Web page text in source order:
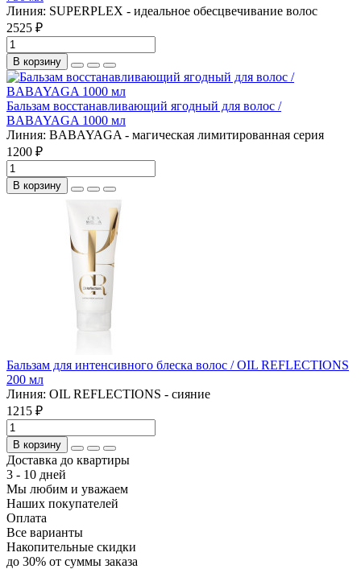
Линия: SUPERPLEX - идеальное обесцвечивание волос
2525 ₽
В корзину
Бальзам восстанавливающий ягодный для волос /
BABAYAGA 1000 мл
Линия: BABAYAGA - магическая лимитированная серия
1200 ₽
В корзину
Бальзам для интенсивного блеска волос / OIL REFLECTIONS
200 мл
Линия: OIL REFLECTIONS - сияние
1215 ₽
В корзину
Доставка до квартиры
3 - 10 дней
Мы любим и уважаем
Наших покупателей
Оплата
Все варианты
Накопительные скидки
до 30% от суммы заказа